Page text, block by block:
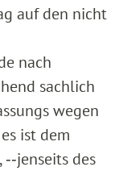
auf den nicht
nach
sachlich
wegen
ist dem
des